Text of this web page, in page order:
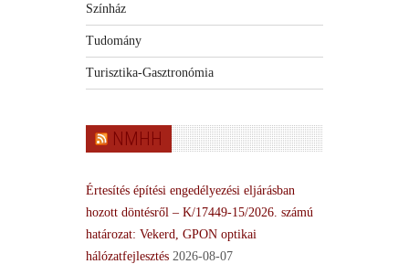
Színház
Tudomány
Turisztika-Gasztronómia
NMHH
Értesítés építési engedélyezési eljárásban
hozott döntésről – K/17449-15/2026. számú
határozat: Vekerd, GPON optikai
hálózatfejlesztés 2026-08-07